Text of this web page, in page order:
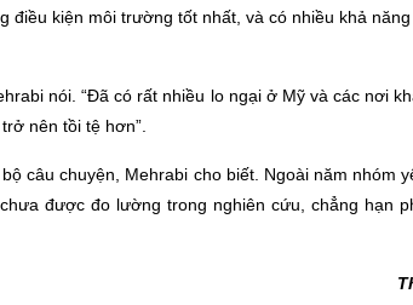
kiện môi trường tốt nhất, và có nhiều khả
nói. “Đã có rất nhiều lo ngại ở Mỹ và các nơi
nên tồi tệ hơn”.
câu chuyện, Mehrabi cho biết. Ngoài năm nhóm
được đo lường trong nghiên cứu, chẳng hạn